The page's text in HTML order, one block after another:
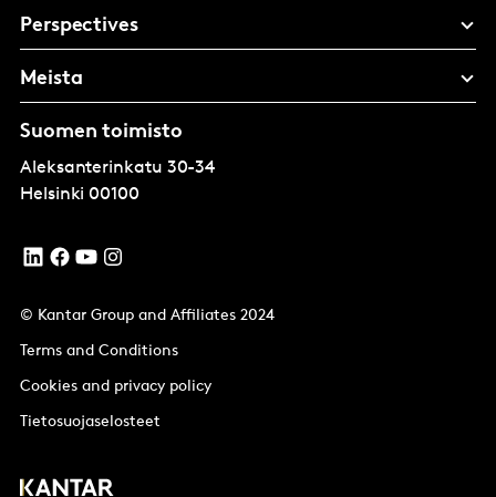
Perspectives
Meista
Suomen toimisto
Aleksanterinkatu 30-34
Helsinki 00100
© Kantar Group and Affiliates 2024
Terms and Conditions
Cookies and privacy policy
Tietosuojaselosteet